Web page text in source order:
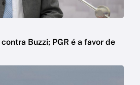
Buzzi; PGR é a favor de